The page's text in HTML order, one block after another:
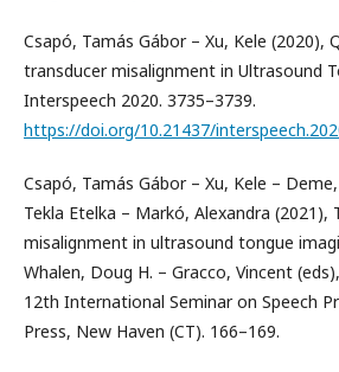
Csapó, Tamás Gábor – Xu, Kele (2020),
transducer misalignment in Ultrasound
Interspeech 2020. 3735–3739.
https://doi.org/10.21437/
Csapó, Tamás Gábor – Xu, Kele –
Tekla Etelka – Markó, Alexandra (2021),
misalignment in ultrasound tongue
Whalen, Doug H. – Gracco, Vincent
12th International Seminar on Speech
Press, New Haven (CT). 166–169.